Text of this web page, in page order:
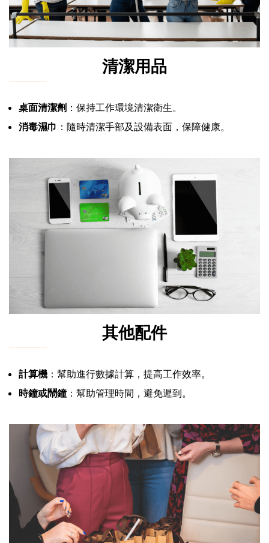
清潔用品
桌面清潔劑 ：保持工作環境清潔衛生。
消毒濕巾 ：隨時清潔手部及設備表面，保障健康。
其他配件
計算機 ：幫助進行數據計算，提高工作效率。
時鐘或鬧鐘：幫助管理時間，避免遲到。